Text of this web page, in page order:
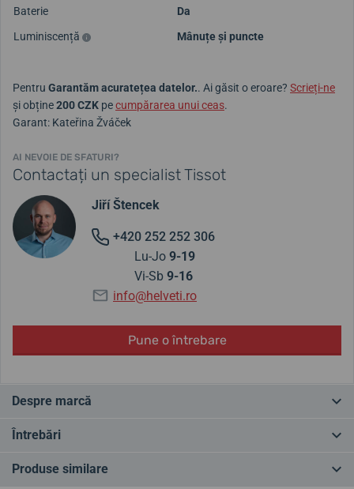
Baterie
Da
Luminiscență
Mânuțe și puncte
Pentru Garantăm acuratețea datelor.. Ai găsit o eroare? Scrieți-ne
și obține200 CZK pecumpărarea unui ceas.
Garant: Kateřina Žváček
AI NEVOIE DE SFATURI?
Contactați un specialist Tissot
Jiří Štencek
+420 252 252 306
Lu-Jo 9-19
Vi-Sb 9-16
info@helveti.ro
Pune o întrebare
Despre marcă
Tissot este o marcă tradițională de ceasuri și cel mai mare
are sediul în orașul Le Locle, la poalele Munților Jura. Semnul plus
Întrebări
Produse similare